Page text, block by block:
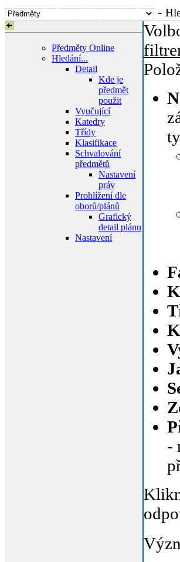
-
Předměty Online
Hledání...
Detail
Kde je
předmět
použit
Vyučující
Katedry
Třídy
Klasifikace
Schvalování
předmětů
Nastavení
práv
Prohlížení dle
oborů/plánů
Grafický
detail plánu
Nastavení
-